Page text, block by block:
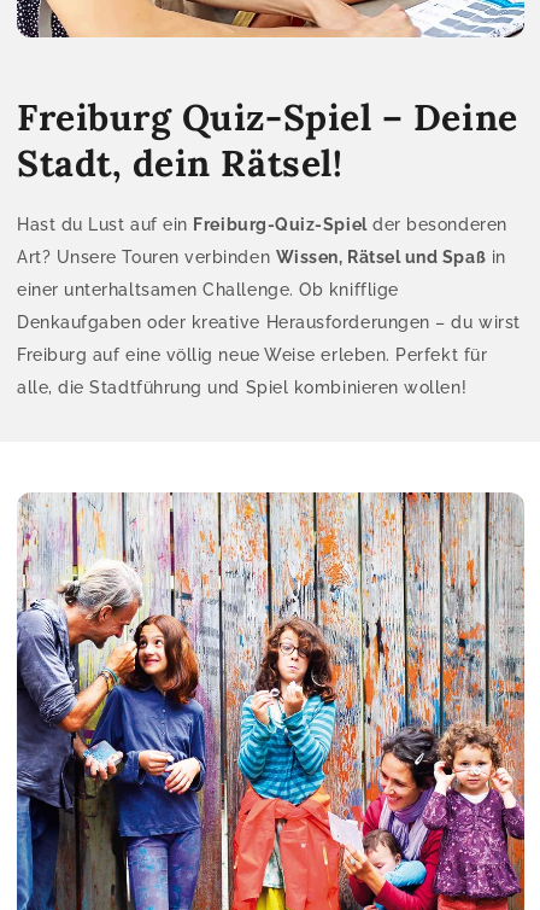
Freiburg Quiz-Spiel – Deine
Stadt, dein Rätsel!
Hast du Lust auf ein Freiburg-Quiz-Spielder besonderen
Art? Unsere Touren verbinden Wissen, Rätsel und Spaßin
einer unterhaltsamen Challenge. Ob knifflige
Denkaufgaben oder kreative Herausforderungen – du wirst
Freiburg auf eine völlig neue Weise erleben. Perfekt für
alle, die Stadtführung und Spiel kombinieren wollen!